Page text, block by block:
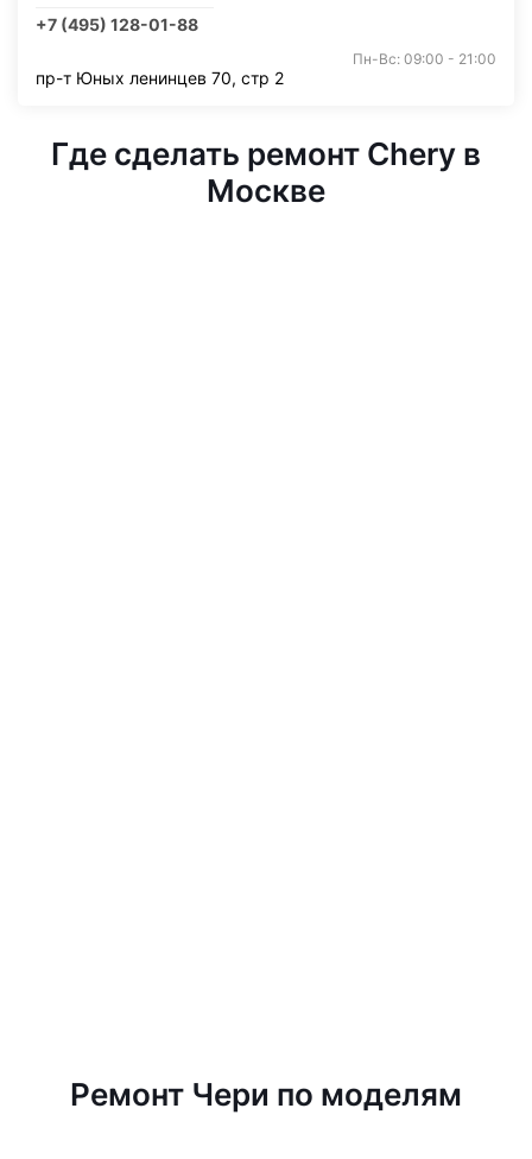
+7 (495) 128-01-88
Пн-Вс: 09:00 - 21:00
пр-т Юных ленинцев 70, стр 2
Где сделать ремонт Chery в
Москве
Ремонт Чери по моделям